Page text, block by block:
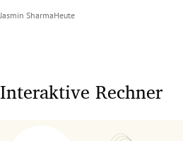
Jasmin SharmaHeute
Interaktive Rechner